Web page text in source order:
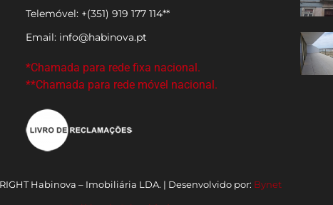
Telemóvel: +(351) 919 177 114**
Email: info@habinova.pt
*Chamada para rede fixa nacional.
**Chamada para rede móvel nacional.
Habinova – Imobiliária LDA. | Desenvolvido por: Bynet